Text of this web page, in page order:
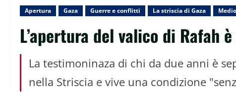
Apertura Gaza Guerre e conflitti La striscia di Gaza
L’apertura del valico di Rafah
La testimoninaza di chi da due anni è
nella Striscia e vive una condizione